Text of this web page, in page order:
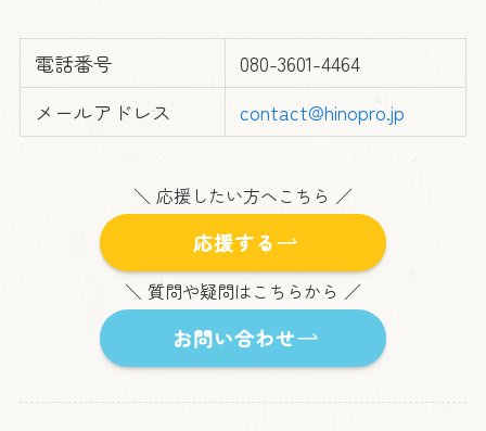
電話番号
080-3601-4464
メールアドレス
contact@hinopro.jp
＼ 応援したい方へこちら ／
応援する
＼ 質問や疑問はこちらから ／
お問い合わせ